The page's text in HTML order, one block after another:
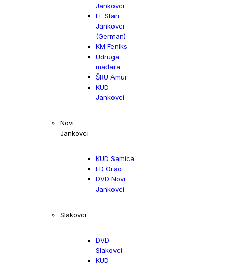
Jankovci
FF Stari
Jankovci
(German)
KM Feniks
Udruga
mađara
ŠRU Amur
KUD
Jankovci
Novi
Jankovci
KUD Samica
LD Orao
DVD Novi
Jankovci
Slakovci
DVD
Slakovci
KUD